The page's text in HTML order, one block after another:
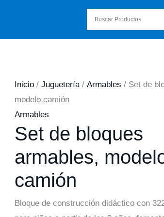
Inicio/ Juguetería/ Armables / Set de
modelo camión
Armables
Set de bloques
armables,
camión
Bloque de construcción didáctico con